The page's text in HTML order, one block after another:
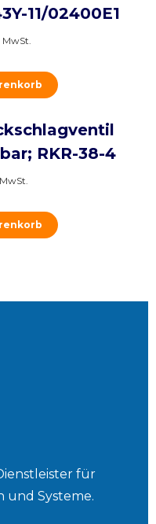
11/02400E1
MwSt.
RKR-38-4
für
und Systeme.